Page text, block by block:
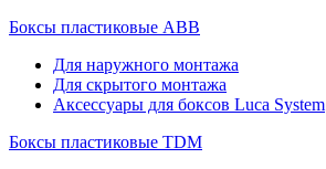
Боксы пластиковые ABB
Для наружного монтажа
Для скрытого монтажа
Аксессуары для боксов Luca System
Боксы пластиковые TDM